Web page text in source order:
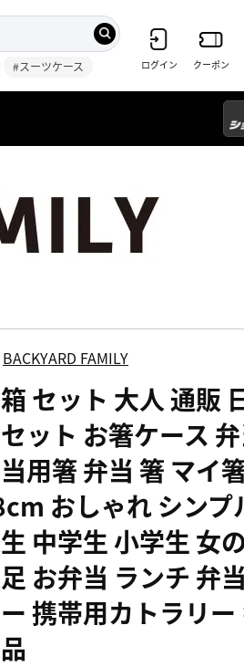
#スーツケース ログイン クーポン
BACKYARD FAMILY
セット 大人 通販
ット お箸ケース
用箸 弁当 箸 マイ
おしゃれ シンプ
中学生 小学生 女
お弁当 ランチ 弁
携帯用カトラリ